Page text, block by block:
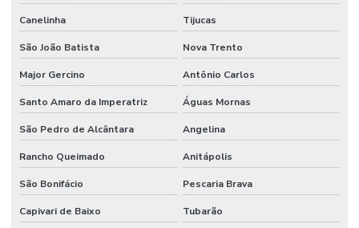
Canelinha Tijucas
São João Batista Nova Trento
Major Gercino Antônio Carlos
Santo Amaro da Imperatriz Águas Mornas
São Pedro de Alcântara Angelina
Rancho Queimado Anitápolis
São Bonifácio Pescaria Brava
Capivari de Baixo Tubarão